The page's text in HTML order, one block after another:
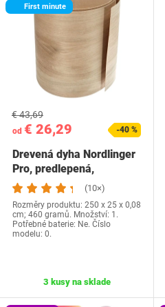
First minute
od € 26,29
€ 43,69
-40 %
Drevená dyha Nordlinger
Pro, predlepená,
Nordlinger Pro,…(10×)
Rozměry produktu: 250 x 25 x 0,08
cm; 460 gramů. Množství: 1.
Potřebné baterie: Ne. Číslo
modelu: 0.
3 kusy na sklade